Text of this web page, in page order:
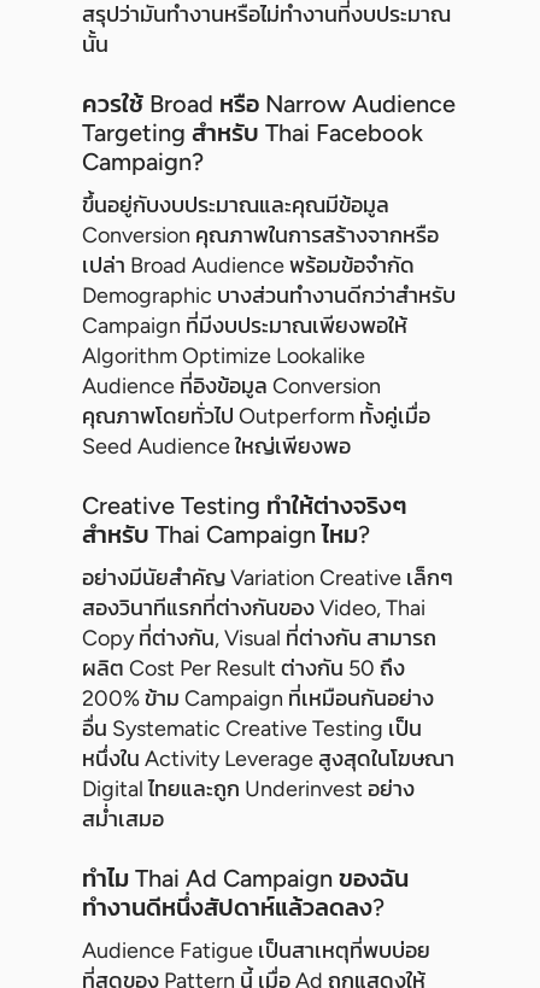
สรุปว่ามันทำงานหรือไม่ทำงานที่งบประมาณ
นั้น
ควรใช้ Broad หรือ Narrow Audience
Targeting สำหรับ Thai Facebook
Campaign?
ขึ้นอยู่กับงบประมาณและคุณมีข้อมูล
Conversion คุณภาพในการสร้างจากหรือ
เปล่า Broad Audience พร้อมข้อจำกัด
Demographic บางส่วนทำงานดีกว่าสำหรับ
Campaign ที่มีงบประมาณเพียงพอให้
Algorithm Optimize Lookalike
Audience ที่อิงข้อมูล Conversion
คุณภาพโดยทั่วไป Outperform ทั้งคู่เมื่อ
Seed Audience ใหญ่เพียงพอ
Creative Testing ทำให้ต่างจริงๆ
สำหรับ Thai Campaign ไหม?
อย่างมีนัยสำคัญ Variation Creative เล็กๆ
สองวินาทีแรกที่ต่างกันของ Video, Thai
Copy ที่ต่างกัน, Visual ที่ต่างกัน สามารถ
ผลิต Cost Per Result ต่างกัน 50 ถึง
200% ข้าม Campaign ที่เหมือนกันอย่าง
อื่น Systematic Creative Testing เป็น
หนึ่งใน Activity Leverage สูงสุดในโฆษณา
Digital ไทยและถูก Underinvest อย่าง
สม่ำเสมอ
ทำไม Thai Ad Campaign ของฉัน
ทำงานดีหนึ่งสัปดาห์แล้วลดลง?
Audience Fatigue เป็นสาเหตุที่พบบ่อย
ที่สุดของ Pattern นี้ เมื่อ Ad ถูกแสดงให้